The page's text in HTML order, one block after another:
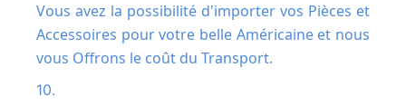
Vous avez la possibilité d'importer vos Pièces et
Accessoires pour votre belle Américaine et nous
vous Offrons le coût du Transport.
10.